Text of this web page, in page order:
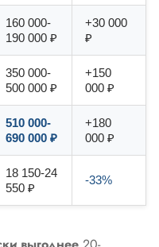
160 000-
190 000 ₽
+30 000
₽
350 000-
500 000 ₽
+150
000 ₽
510 000-
690 000 ₽
+180
000 ₽
18 150-24
550 ₽
-33%